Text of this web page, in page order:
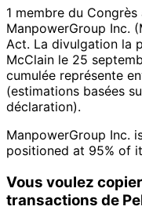
1 membre du
ManpowerGroup Inc.
Act. La divulgation la
McClain le 25
cumulée représente
(estimations basées
déclaration).
ManpowerGroup Inc.
positioned at 95% of
Vous voulez
transactions de